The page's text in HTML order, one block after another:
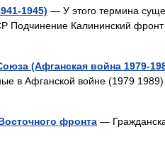
1945) — У этого термина
Подчинение Калининский фронт
(Афганская война 1979-
в Афганской войне (1979
фронта —